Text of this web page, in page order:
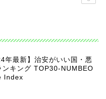
年最新】治安がいい国・悪
ンキング TOP30-NUMBEO
Index